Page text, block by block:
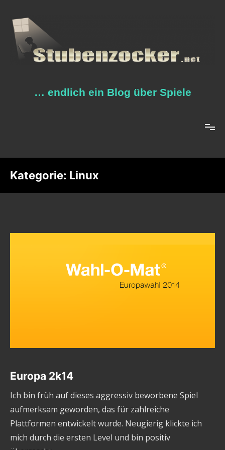
Inhalt
springen
… endlich ein Blog über Spiele
Kategorie: Linux
Europa 2k14
Ich bin früh auf dieses aggressiv beworbene Spiel
aufmerksam geworden, das für zahlreiche
Plattformen entwickelt wurde. Neugierig klickte ich
mich durch die ersten Level und bin positiv